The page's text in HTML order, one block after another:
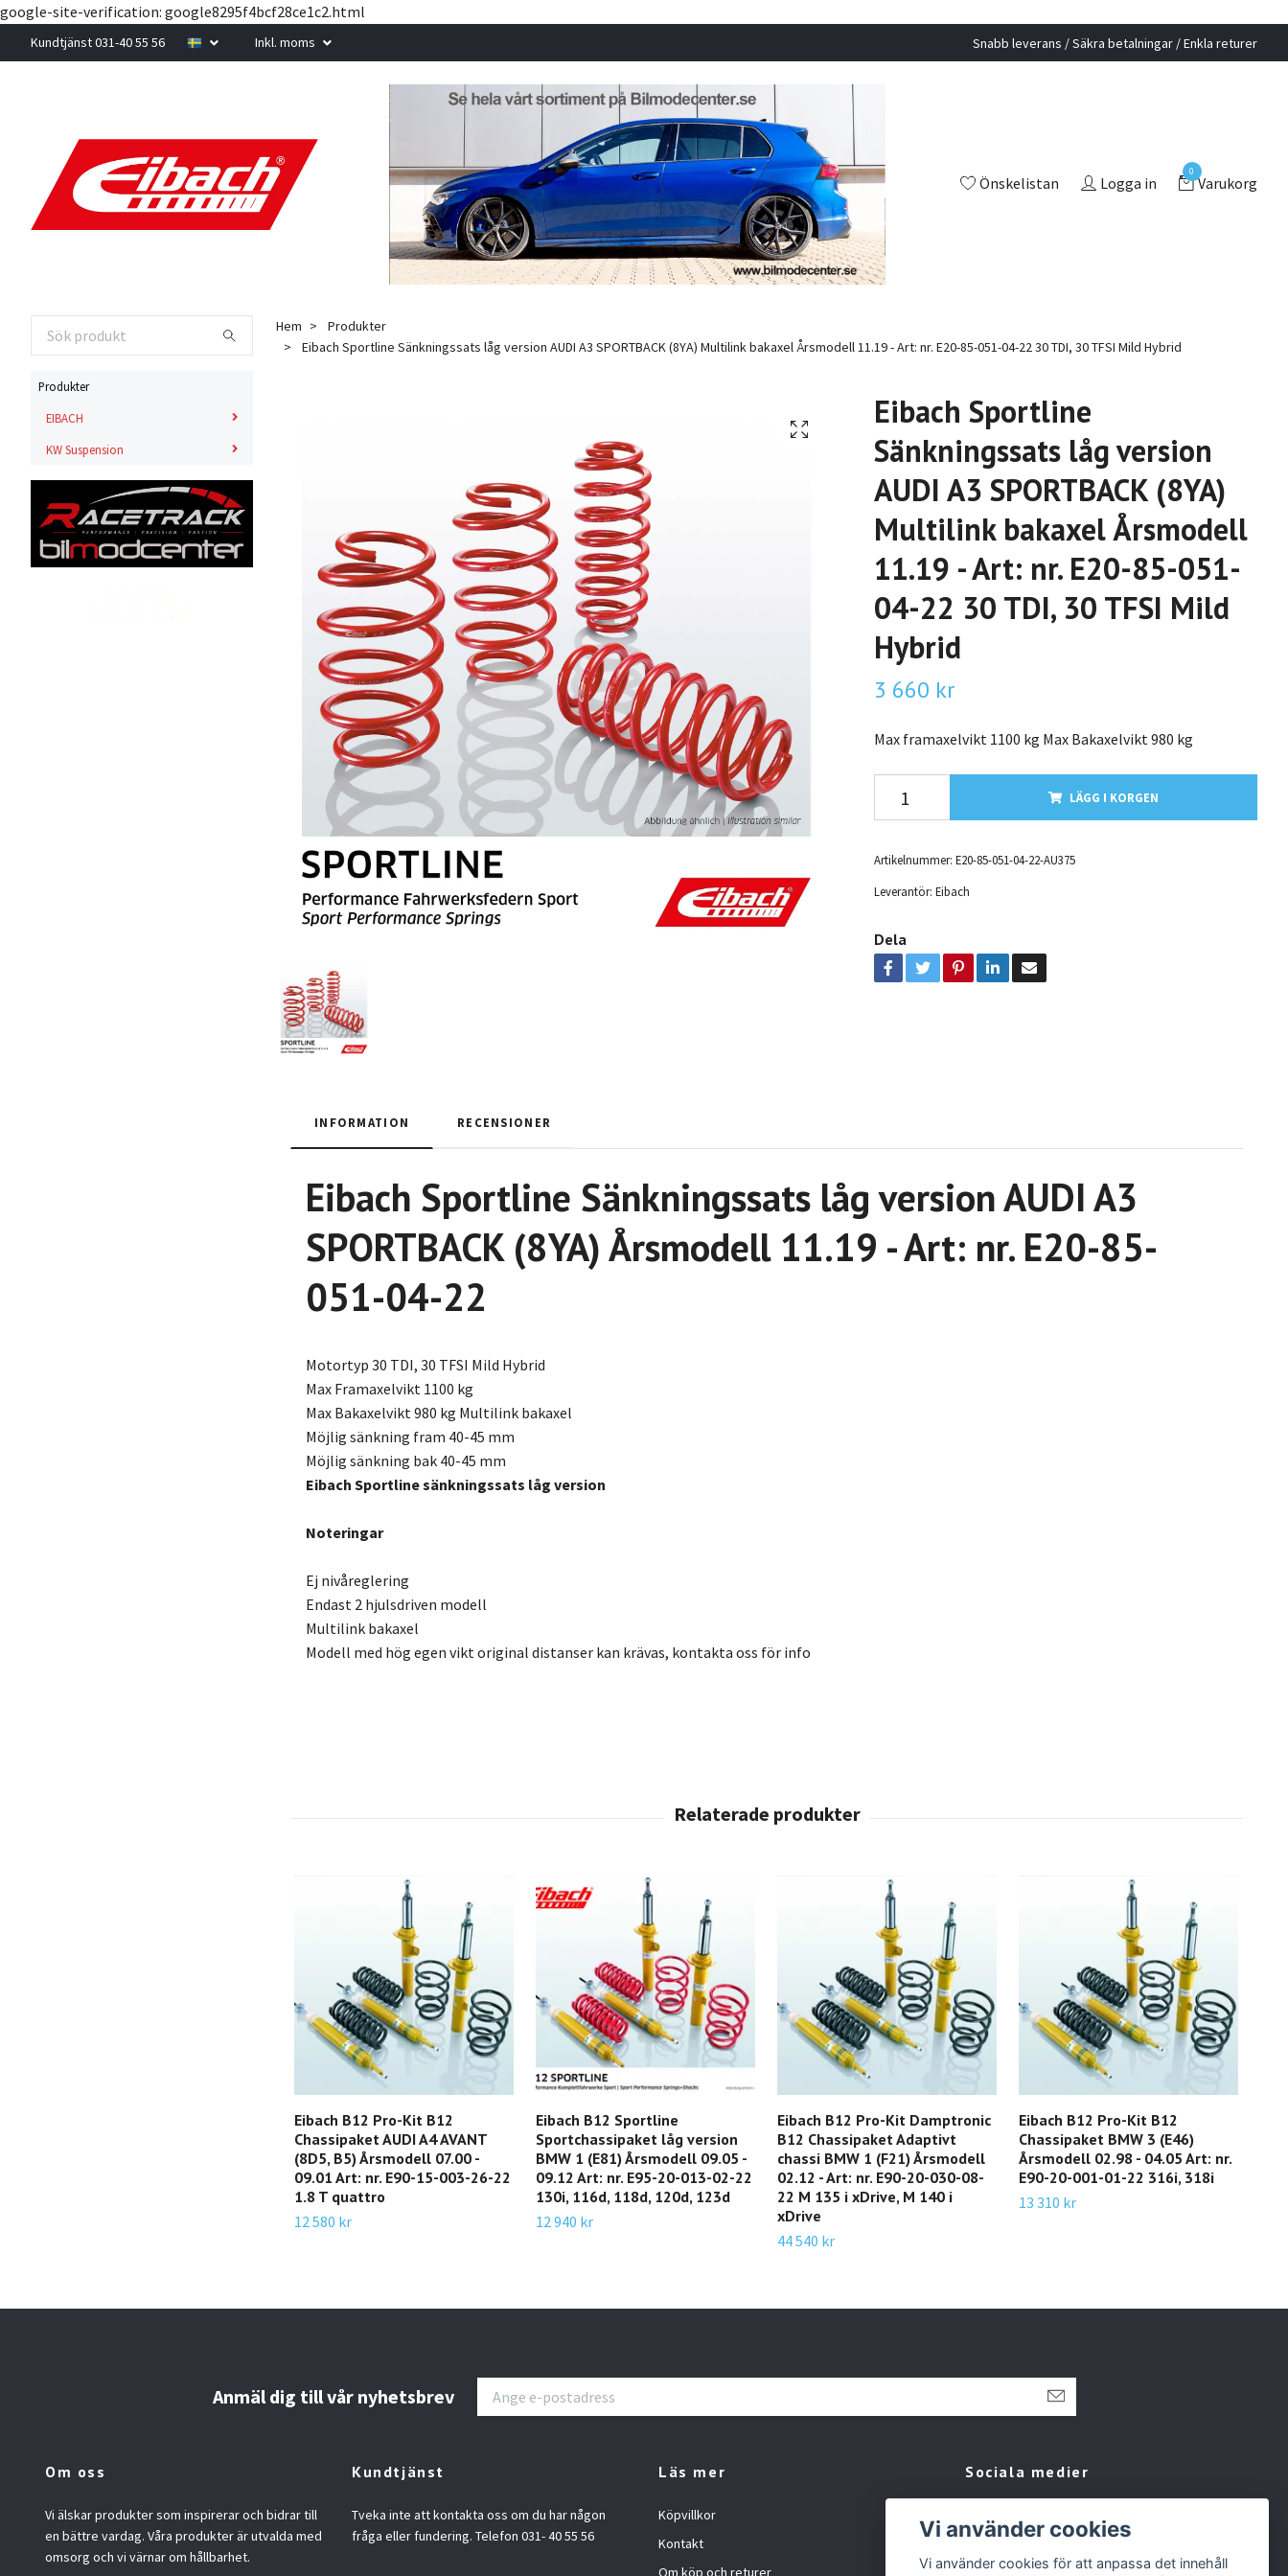
google-site-verification: google8295f4bcf28ce1c2.html
Kundtjänst 031-40 55 56 Inkl. moms Snabb leverans / Säkra betalningar / Enkla returer
Önskelistan Logga in
0
Varukorg
Produkter
EIBACH
KW Suspension
Hem
Produkter
Eibach Sportline Sänkningssats låg version AUDI A3 SPORTBACK (8YA) Multilink bakaxel Årsmodell 11.19 - Art: nr. E20-85-051-04-22 30 TDI, 30 TFSI Mild Hybrid
Eibach Sportline
Sänkningssats låg version
AUDI A3 SPORTBACK (8YA)
Multilink bakaxel Årsmodell
11.19 - Art: nr. E20-85-051-
04-22 30 TDI, 30 TFSI Mild
Hybrid
3 660 kr
Max framaxelvikt 1100 kg Max Bakaxelvikt 980 kg
LÄGG I KORGEN
Artikelnummer: E20-85-051-04-22-AU375
Leverantör: Eibach
Dela
INFORMATION RECENSIONER
Eibach Sportline Sänkningssats låg version AUDI A3
SPORTBACK (8YA) Årsmodell 11.19 - Art: nr. E20-85-
051-04-22
Motortyp 30 TDI, 30 TFSI Mild Hybrid
Max Framaxelvikt 1100 kg
Max Bakaxelvikt 980 kg Multilink bakaxel
Möjlig sänkning fram 40-45 mm
Möjlig sänkning bak 40-45 mm
Eibach Sportline sänkningssats låg version
Noteringar
Ej nivåreglering
Endast 2 hjulsdriven modell
Multilink bakaxel
Modell med hög egen vikt original distanser kan krävas, kontakta oss för info
Eibach B12 Pro-Kit B12
Chassipaket AUDI A4 AVANT
(8D5, B5) Årsmodell 07.00 -
09.01 Art: nr. E90-15-003-26-22
1.8 T quattro
12 580 kr
Eibach B12 Sportline
Sportchassipaket låg version
BMW 1 (E81) Årsmodell 09.05 -
09.12 Art: nr. E95-20-013-02-22
130i, 116d, 118d, 120d, 123d
12 940 kr
Eibach B12 Pro-Kit Damptronic
B12 Chassipaket Adaptivt
chassi BMW 1 (F21) Årsmodell
02.12 - Art: nr. E90-20-030-08-
22 M 135 i xDrive, M 140 i
xDrive
44 540 kr
Eibach B12 Pro-Kit B12
Chassipaket BMW 3 (E46)
Årsmodell 02.98 - 04.05 Art: nr.
E90-20-001-01-22 316i, 318i
13 310 kr
Anmäl dig till vår nyhetsbrev
Om oss
Vi älskar produkter som inspirerar och bidrar till
en bättre vardag. Våra produkter är utvalda med
omsorg och vi värnar om hållbarhet.
Kundtjänst
Tveka inte att kontakta oss om du har någon
fråga eller fundering. Telefon 031- 40 55 56
Läs mer
Köpvillkor
Kontakt
Om köp och returer
Sociala medier
Instagram
Tiktok
Vi använder cookies
Vi använder cookies för att anpassa det innehåll